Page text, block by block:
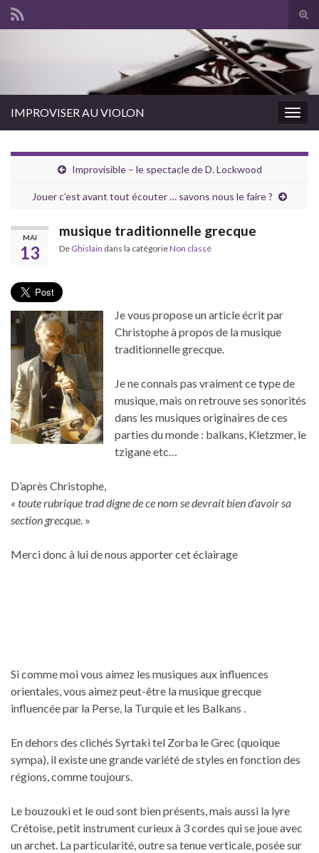
IMPROVISER AU VIOLON
Improvisible – le spectacle de D. Lockwood
Jouer c’est avant tout écouter … savons nous le faire ?
MAI
13
musique traditionnelle grecque
De Ghislain dans la catégorieNon classé
Je vous propose un article écrit par
Christophe à propos de la musique
traditionnelle grecque.
Je ne connais pas vraiment ce type de
musique, mais on retrouve ses sonorités
dans les musiques originaires de ces
parties du monde : balkans, Kletzmer, le
tzigane etc…
D’après Christophe,
« toute rubrique trad digne de ce nom se devrait bien d’avoir sa
section grecque. »
Merci donc à lui de nous apporter cet éclairage
Si comme moi vous aimez les musiques aux influences
orientales, vous aimez peut-être la musique grecque
influencée par la Perse, la Turquie et les Balkans .
En dehors des clichés Syrtaki tel Zorba le Grec (quoique
sympa), il existe une grande variété de styles en fonction des
régions, comme toujours.
Le bouzouki et le oud sont bien présents, mais aussi la lyre
Crétoise, petit instrument curieux à 3 cordes qui se joue avec
un archet. La particularité, outre sa tenue verticale, posée sur